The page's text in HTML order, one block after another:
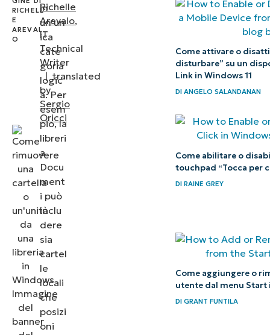
Richelle
Arevalo,
IT
Technical
Writer
|translated
by
Sergio
Oricci
librerie in
per
ottenere
semplificato
in
un’un
ica
cate
goria
logic
a. Per
esem
pio, la
libreri
a
Docu
ment
i può
inclu
dere
sia
cartel
le
locali
che
posizi
oni
Come attivare o
disturbare” su un
Link in Windows 11
DIANGELO SALANDANAN
Come abilitare o
touchpad “Tocca per
DIRAINE GREY
Come aggiungere o
utente dal menu Start
DIGRANT FUNTILA